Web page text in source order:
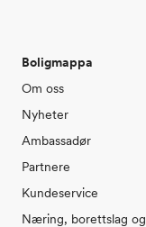
Boligmappa
Om oss
Nyheter
Ambassadør
Partnere
Kundeservice
Næring, borettslag og